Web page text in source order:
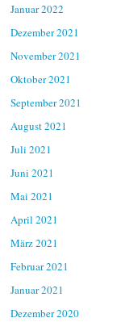
Januar 2022
Dezember 2021
November 2021
Oktober 2021
September 2021
August 2021
Juli 2021
Juni 2021
Mai 2021
April 2021
März 2021
Februar 2021
Januar 2021
Dezember 2020